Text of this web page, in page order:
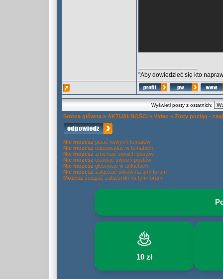
"Aby dowiedzieć się kto
Wyświetl posty z ostatnich:
Strona główna » AKTUALNOŚCI » Video » Złoty pociąg -
Nie możesz pisać nowych tematów
Nie możesz odpowiadać w tematach
Nie możesz zmieniać swoich postów
Nie możesz usuwać swoich postów
Nie możesz głosować w ankietach
Nie możesz załączać plików na tym forum
Możesz ściągać załączniki na tym forum
10 zł